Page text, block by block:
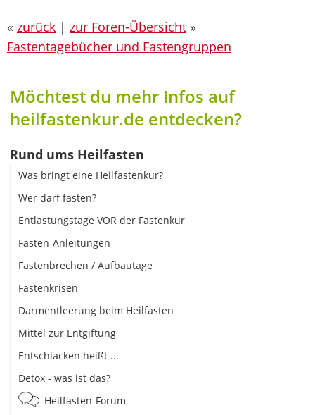
« zurück | zur Foren-Übersicht »
Fastentagebücher und Fastengruppen
Möchtest du mehr Infos auf
heilfastenkur.de entdecken?
Rund ums Heilfasten
Was bringt eine Heilfastenkur?
Wer darf fasten?
Entlastungstage VOR der Fastenkur
Fasten-Anleitungen
Fastenbrechen / Aufbautage
Fastenkrisen
Darmentleerung beim Heilfasten
Mittel zur Entgiftung
Entschlacken heißt ...
Detox - was ist das?
Heilfasten-Forum